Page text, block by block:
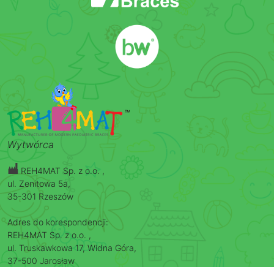
Wytwórca
REH4MAT Sp. z o.o. ,
ul. Zenitowa 5a,
35-301 Rzeszów
Adres do korespondencji:
REH4MAT Sp. z o.o. ,
ul. Truskawkowa 17, Widna Góra,
37-500 Jarosław